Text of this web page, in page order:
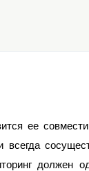
ее
всегда
должен